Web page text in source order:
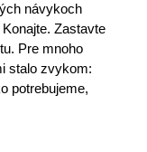
návykoch
Zastavte
Pre mnoho
stalo zvykom:
potrebujeme,